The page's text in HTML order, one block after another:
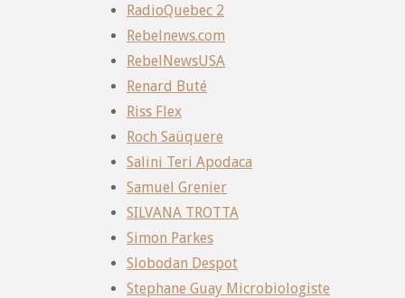
RadioQuebec 2
Rebelnews.com
RebelNewsUSA
Renard Buté
Riss Flex
Roch Saüquere
Salini Teri Apodaca
Samuel Grenier
SILVANA TROTTA
Simon Parkes
Slobodan Despot
Stephane Guay Microbiologiste